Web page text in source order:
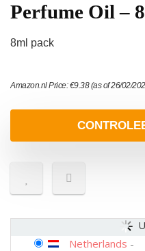
Perfume Oil –
8ml pack
Amazon.nl Price:€9.38(as of 26/02/
Netherlands -